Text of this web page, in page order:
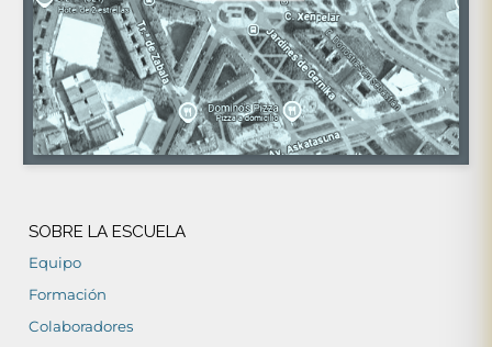
SOBRE LA ESCUELA
Equipo
Formación
Colaboradores